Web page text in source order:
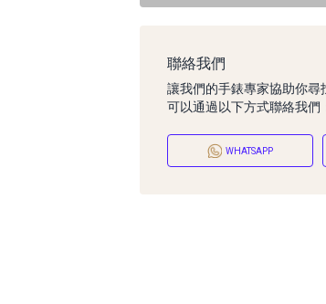
聯絡我們
讓我們的手錶專家協助你尋
可以通過以下方式聯絡我們
WHATSAPP